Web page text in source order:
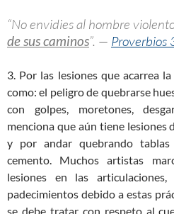
“No envidies al hombre
de sus caminos”. — Proverbios
3. Por las lesiones que acarrea
como: el peligro de quebrarse
con golpes, moretones,
menciona que aún tiene lesiones
y por andar quebrando
cemento. Muchos artistas
lesiones en las
padecimientos debido a estas
se debe tratar con respeto al